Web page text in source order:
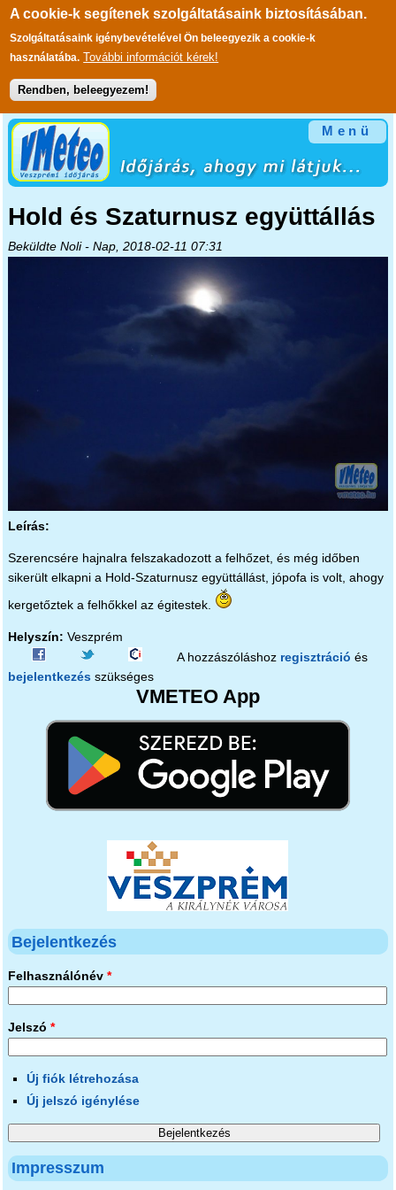
A cookie-k segítenek szolgáltatásaink biztosításában.
Szolgáltatásaink igénybevételével Ön beleegyezik a cookie-k
használatába. További információt kérek!
Rendben, beleegyezem!
Ugrás a tartalomra
Menü
Hold és Szaturnusz együttállás
Beküldte Noli- Nap, 2018-02-11 07:31
Leírás:
Szerencsére hajnalra felszakadozott a felhőzet, és még időben
sikerült elkapni a Hold-Szaturnusz együttállást, jópofa is volt, ahogy
kergetőztek a felhőkkel az égitestek.
Helyszín: Veszprém
A hozzászóláshoz regisztráció és
bejelentkezés szükséges
VMETEO App
Bejelentkezés
Felhasználónév *
Jelszó *
Új fiók létrehozása
Új jelszó igénylése
Impresszum